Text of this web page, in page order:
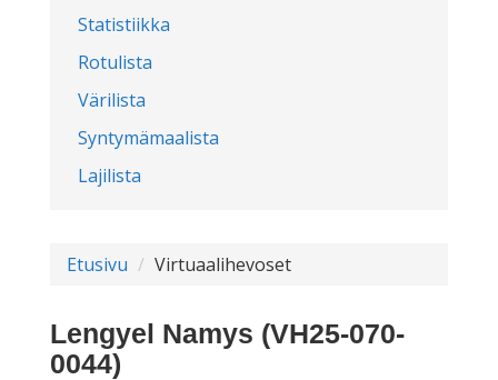
Statistiikka
Rotulista
Värilista
Syntymämaalista
Lajilista
Etusivu Virtuaalihevoset
Lengyel Namys (VH25-070-
0044)